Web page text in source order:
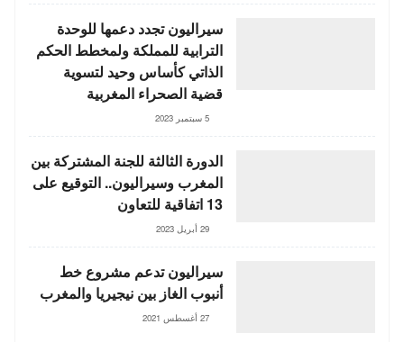
سيراليون تجدد دعمها للوحدة
الترابية للمملكة ولمخطط الحكم
الذاتي كأساس وحيد لتسوية
قضية الصحراء المغربية
5 سبتمبر 2023
الدورة الثالثة للجنة المشتركة بين
المغرب وسيراليون.. التوقيع على
13 اتفاقية للتعاون
29 أبريل 2023
سيراليون تدعم مشروع خط
أنبوب الغاز بين نيجيريا والمغرب
27 أغسطس 2021